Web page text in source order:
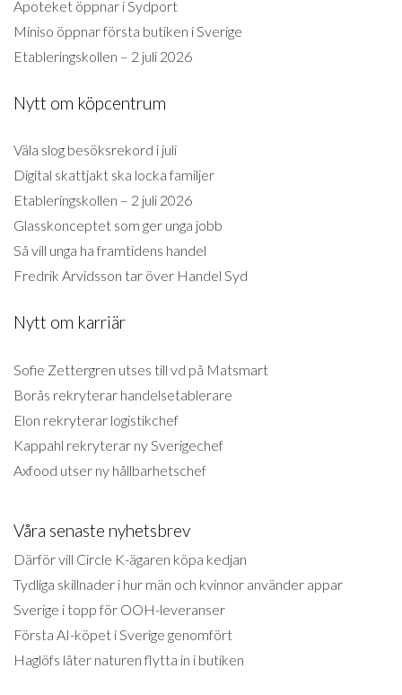
Apoteket öppnar i Sydport
Miniso öppnar första butiken i Sverige
Etableringskollen – 2 juli 2026
Nytt om köpcentrum
Väla slog besöksrekord i juli
Digital skattjakt ska locka familjer
Etableringskollen – 2 juli 2026
Glasskonceptet som ger unga jobb
Så vill unga ha framtidens handel
Fredrik Arvidsson tar över Handel Syd
Nytt om karriär
Sofie Zettergren utses till vd på Matsmart
Borås rekryterar handelsetablerare
Elon rekryterar logistikchef
Kappahl rekryterar ny Sverigechef
Axfood utser ny hållbarhetschef
Våra senaste nyhetsbrev
Därför vill Circle K-ägaren köpa kedjan
Tydliga skillnader i hur män och kvinnor använder appar
Sverige i topp för OOH-leveranser
Första AI-köpet i Sverige genomfört
Haglöfs låter naturen flytta in i butiken